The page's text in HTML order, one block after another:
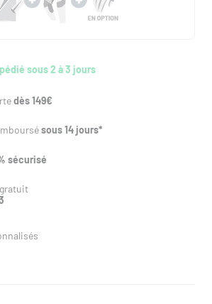
sous 2 à 3 jours
dès 149€
sous 14 jours*
sécurisé